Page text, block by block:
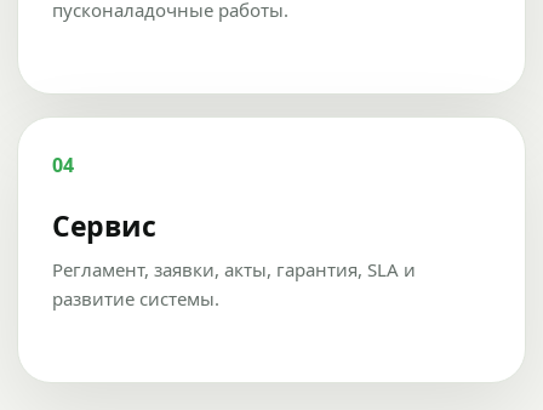
пусконаладочные работы.
04
Сервис
Регламент, заявки, акты, гарантия, SLA и
развитие системы.